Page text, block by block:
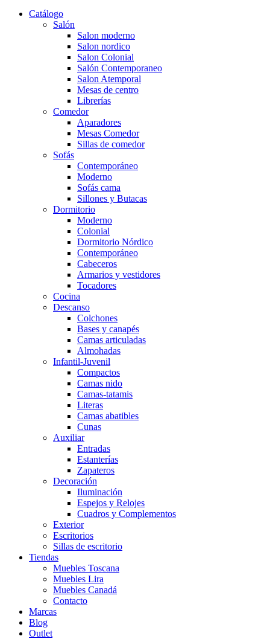
Catálogo
Salón
Salon moderno
Salon nordico
Salon Colonial
Salón Contemporaneo
Salon Atemporal
Mesas de centro
Librerías
Comedor
Aparadores
Mesas Comedor
Sillas de comedor
Sofás
Contemporáneo
Moderno
Sofás cama
Sillones y Butacas
Dormitorio
Moderno
Colonial
Dormitorio Nórdico
Contemporáneo
Cabeceros
Armarios y vestidores
Tocadores
Cocina
Descanso
Colchones
Bases y canapés
Camas articuladas
Almohadas
Infantil-Juvenil
Compactos
Camas nido
Camas-tatamis
Literas
Camas abatibles
Cunas
Auxiliar
Entradas
Estanterías
Zapateros
Decoración
Iluminación
Espejos y Relojes
Cuadros y Complementos
Exterior
Escritorios
Sillas de escritorio
Tiendas
Muebles Toscana
Muebles Lira
Muebles Canadá
Contacto
Marcas
Blog
Outlet